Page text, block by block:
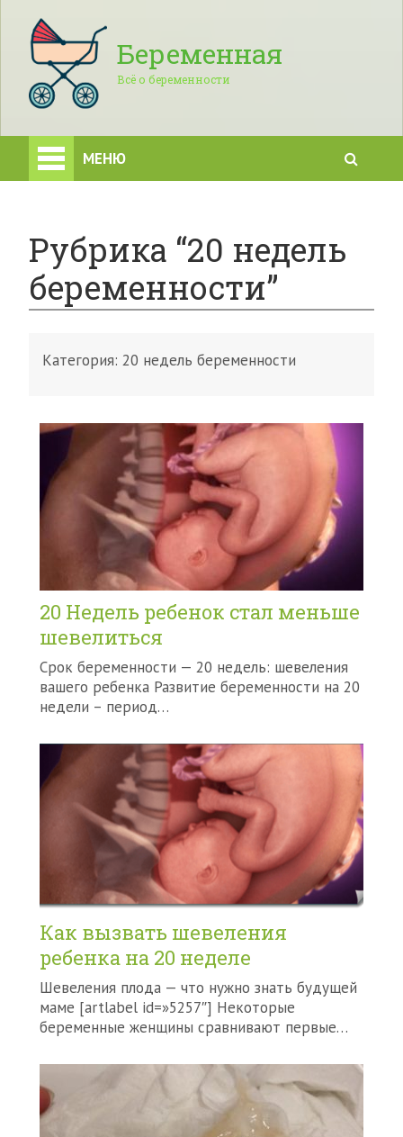
Беременная
Всё о беременности
МЕНЮ
Рубрика “20 недель
беременности”
Категория: 20 недель беременности
20 Недель ребенок стал меньше
шевелиться
Срок беременности — 20 недель: шевеления
вашего ребенка Развитие беременности на 20
недели – период…
Как вызвать шевеления
ребенка на 20 неделе
Шевеления плода — что нужно знать будущей
маме [artlabel id=»5257″] Некоторые
беременные женщины сравнивают первые…